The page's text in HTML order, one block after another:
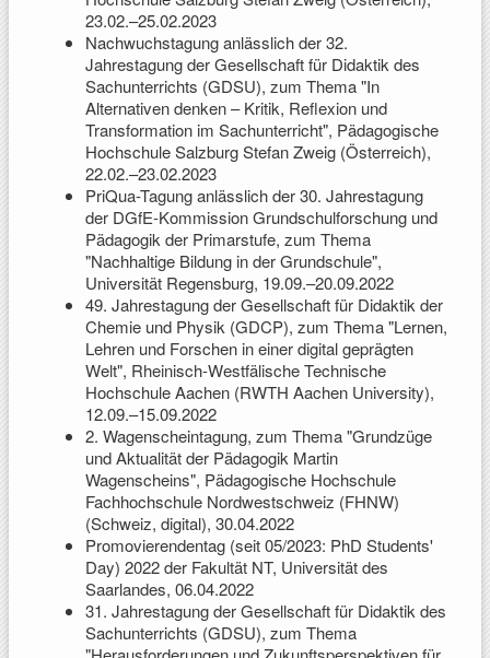
23.02.–25.02.2023
Nachwuchstagung anlässlich der 32.
Jahrestagung der Gesellschaft für Didaktik des
Sachunterrichts (GDSU), zum Thema "In
Alternativen denken – Kritik, Reflexion und
Transformation im Sachunterricht", Pädagogische
Hochschule Salzburg Stefan Zweig (Österreich),
22.02.–23.02.2023
PriQua-Tagung anlässlich der 30. Jahrestagung
der DGfE-Kommission Grundschulforschung und
Pädagogik der Primarstufe, zum Thema
"Nachhaltige Bildung in der Grundschule",
Universität Regensburg, 19.09.–20.09.2022
49. Jahrestagung der Gesellschaft für Didaktik der
Chemie und Physik (GDCP), zum Thema "Lernen,
Lehren und Forschen in einer digital geprägten
Welt", Rheinisch-Westfälische Technische
Hochschule Aachen (RWTH Aachen University),
12.09.–15.09.2022
2. Wagenscheintagung, zum Thema "Grundzüge
und Aktualität der Pädagogik Martin
Wagenscheins", Pädagogische Hochschule
Fachhochschule Nordwestschweiz (FHNW)
(Schweiz, digital), 30.04.2022
Promovierendentag (seit 05/2023: PhD Students'
Day) 2022 der Fakultät NT, Universität des
Saarlandes, 06.04.2022
31. Jahrestagung der Gesellschaft für Didaktik des
Sachunterrichts (GDSU), zum Thema